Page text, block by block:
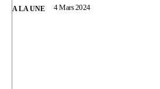
A LA UNE 4 Mars 2024